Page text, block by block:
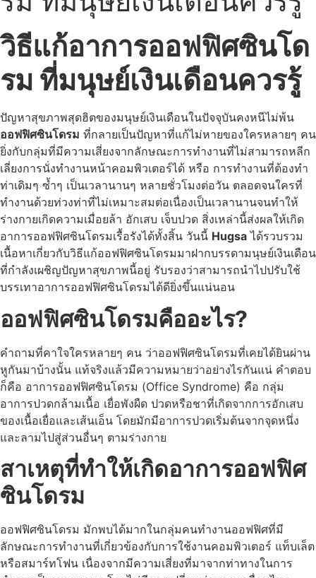
วิธีแก้อาการออฟฟิศซินโด
รม ที่มนุษย์เงินเดือนควรรู้
ปัญหาสุขภาพสุดฮิตของมนุษย์เงินเดือนในปัจจุบันคงหนีไม่พ้น
ออฟฟิศซินโดรม ที่กลายเป็นปัญหาที่แก้ไม่หายของใครหลายๆ คน
ยิ่งกับกลุ่มที่มีความเสี่ยงจากลักษณะการทำงานที่ไม่สามารถหลีก
เลี่ยงการนั่งทำงานหน้าคอมพิวเตอร์ได้ หรือ การทำงานที่ต้องทำ
ท่าเดิมๆ ซ้ำๆ เป็นเวลานานๆ หลายชั่วโมงต่อวัน ตลอดจนใครที่
ทำงานด้วยท่วงท่าที่ไม่เหมาะสมต่อเนื่องเป็นเวลานานจนทำให้
ร่างกายเกิดความเมื่อยล้า อักเสบ เจ็บปวด สิ่งเหล่านี้ส่งผลให้เกิด
อาการออฟฟิศซินโดรมเรื้อรังได้ทั้งสิ้น วันนี้ Hugsa ได้รวบรวม
เนื้อหาเกี่ยวกับวิธีแก้ออฟฟิศซินโดรมมาฝากบรรดามนุษย์เงินเดือน
ที่กำลังเผชิญปัญหาสุขภาพนี้อยู่ รับรองว่าสามารถนำไปปรับใช้
บรรเทาอาการออฟฟิศซินโดรมได้ดียิ่งขึ้นแน่นอน
ออฟฟิศซินโดรมคืออะไร?
คำถามที่คาใจใครหลายๆ คน ว่าออฟฟิศซินโดรมที่เคยได้ยินผ่าน
หูกันมาบ้างนั้น แท้จริงแล้วมีความหมายว่าอย่างไรกันแน่ คำตอบ
ก็คือ อาการออฟฟิศซินโดรม (Office Syndrome) คือ กลุ่ม
อาการปวดกล้ามเนื้อ เยื่อพังผืด ปวดหรือชาที่เกิดจากการอักเสบ
ของเนื้อเยื่อและเส้นเอ็น โดยมักมีอาการปวดเริ่มต้นจากจุดหนึ่ง
และลามไปสู่ส่วนอื่นๆ ตามร่างกาย
สาเหตุที่ทำให้เกิดอาการออฟฟิศ
ซินโดรม
ออฟฟิศซินโดรม มักพบได้มากในกลุ่มคนทำงานออฟฟิศที่มี
ลักษณะการทำงานที่เกี่ยวข้องกับการใช้งานคอมพิวเตอร์ แท็บเล็ต
หรือสมาร์ทโฟน เนื่องจากมีความเสี่ยงที่มาจากท่าทางในการ